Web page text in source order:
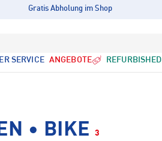
Gratis Abholung im Shop
SERVICE ANGEBOTE REFURBISHED
• BIKE 3